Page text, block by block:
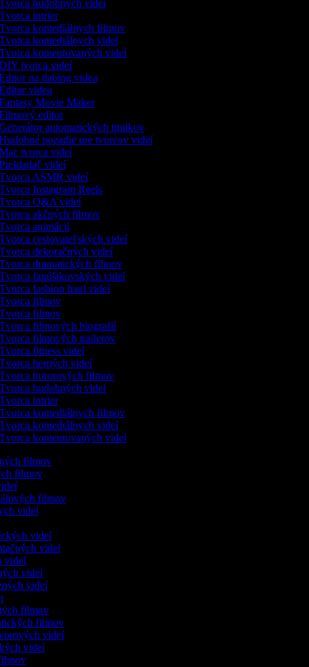
hudobných videí
intrier
komediálnych filmov
komediálnych videí
komentovaných videí
tvorca videí
na dabing videa
videa
Movie Maker
editor
automatických titulkov
pozadie pre tvorcov videí
tvorca videí
videí
ASMR videí
Instagram Reels
Q&A videí
akčných filmov
animácií
cestovateľských videí
dekoračných videí
dramatických filmov
fanúšikovských videí
fashion haul videí
filmov
filmov
filmových biografií
filmových trailerov
fitness videí
herných videí
hororových filmov
hudobných videí
intrier
komediálnych filmov
komediálnych videí
komentovaných videí
filmov
filmov
filmov
videí
videí
videí
videí
videí
videí
filmov
filmov
videí
videí